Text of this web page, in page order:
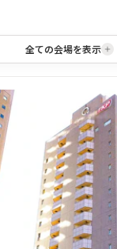
全ての会場を表示